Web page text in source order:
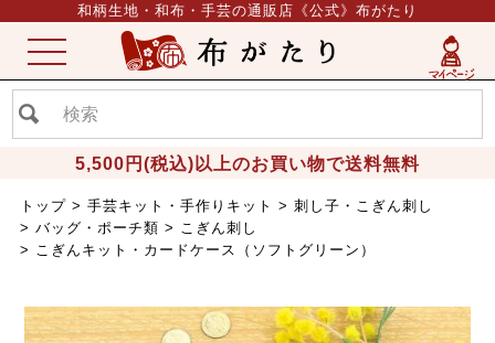
和柄生地・和布・手芸の通販店《公式》布がたり
5,500円(税込)以上のお買い物で送料無料
ME
NU
トップ 手芸キット・手作りキット
刺し子・こぎん刺し
バッグ・ポーチ類
こぎん刺し
こぎんキット・カードケース（ソフトグリーン）